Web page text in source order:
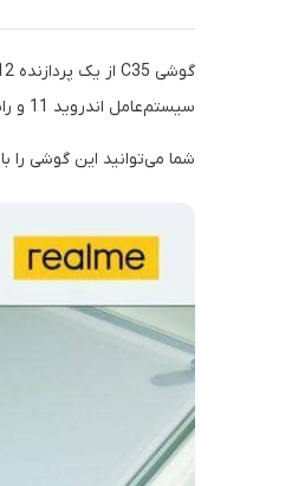
سیستم‌عامل اندروید 11 و رابط کاربری Realme UI 2.0 به بازار عرضه می‌شود.
شما می‌توانید این گوشی را با 64 و 128 گیگابایت حافظه‌ی داخلی و 4 یا 6 گیگابایت حافظه‌ی اجرایی رم خریداری کنید.